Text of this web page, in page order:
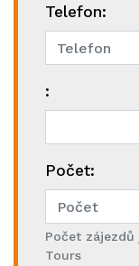
Telefon:
:
Počet:
Počet zájezdů
Tours